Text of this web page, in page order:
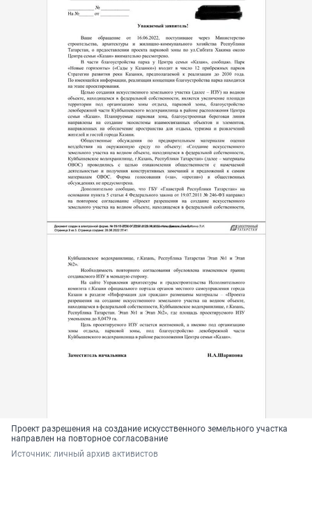
Проект разрешения на создание искусственного земельного участка
направлен на повторное согласование
Источник: личный архив активистов